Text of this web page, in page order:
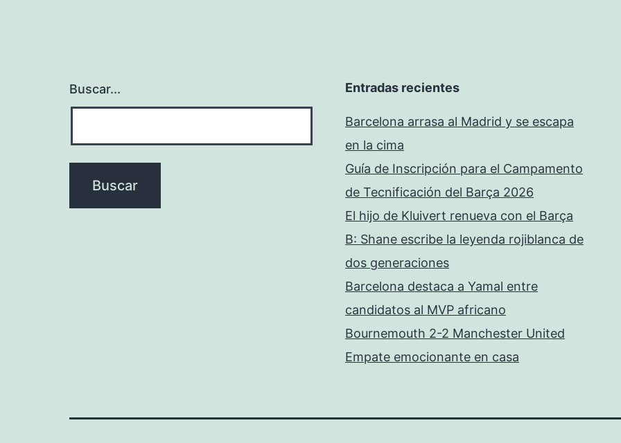
Buscar... Entradas recientes
Barcelona arrasa al Madrid y se escapa
en la cima
Guía de Inscripción para el Campamento
de Tecnificación del Barça 2026
El hijo de Kluivert renueva con el Barça
B: Shane escribe la leyenda rojiblanca de
dos generaciones
Barcelona destaca a Yamal entre
candidatos al MVP africano
Bournemouth 2-2 Manchester United
Empate emocionante en casa